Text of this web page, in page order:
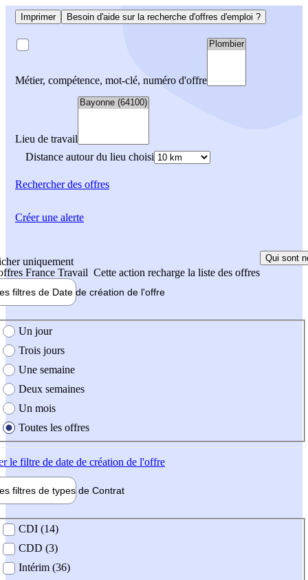
Imprimer Besoin d'aide sur la recherche d'offres d'emploi ?
Métier, compétence, mot-clé, numéro d'offre
Lieu de travail
Distance autour du lieu choisi
Rechercherdes offres
uniquement
France Travail Cette action recharge la liste des offres
Qui sont
filtres de Date de création de l'offre
création de l'offre
Un jour
Trois jours
Une semaine
Deux semaines
Un mois
Toutes les offres
le filtre de date de création de l'offre
filtres de types de Contrat
contrat
CDI (14)
CDD (3)
Intérim (36)
Créer une alerte